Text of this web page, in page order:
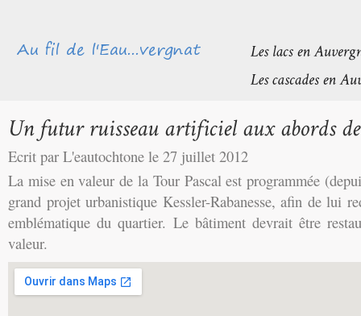
Ecrit par L'eautochtone le 27 juillet 2012
La mise en valeur de la Tour Pascal est programmée
grand projet urbanistique Kessler-Rabanesse, afin de lui
emblématique du quartier. Le bâtiment devrait être
valeur.